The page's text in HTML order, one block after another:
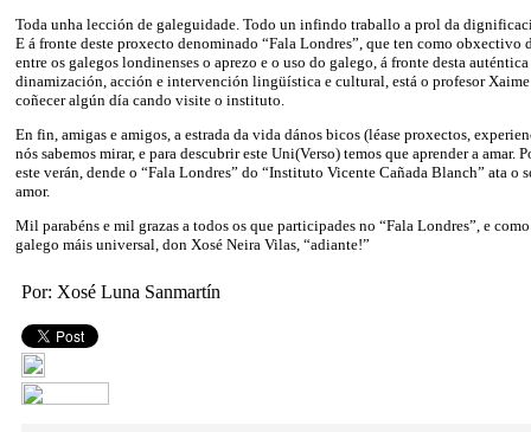
Toda unha lección de galeguidade. Todo un infindo traballo a prol da
E á fronte deste proxecto denominado “Fala Londres”, que ten como obxectivo
entre os galegos londinenses o aprezo e o uso do galego, á fronte desta
dinamización, acción e intervención lingüística e cultural, está o profesor Xaime
coñecer algún día cando visite o instituto.
En fin, amigas e amigos, a estrada da vida dános bicos (léase proxectos,
nós sabemos mirar, e para descubrir este Uni(Verso) temos que aprender a amar.
este verán, dende o “Fala Londres” do “Instituto Vicente Cañada Blanch” ata o
amor.
Mil parabéns e mil grazas a todos os que participades no “Fala Londres”, e
galego máis universal, don Xosé Neira Vilas, “adiante!”
Por: Xosé Luna Sanmartín